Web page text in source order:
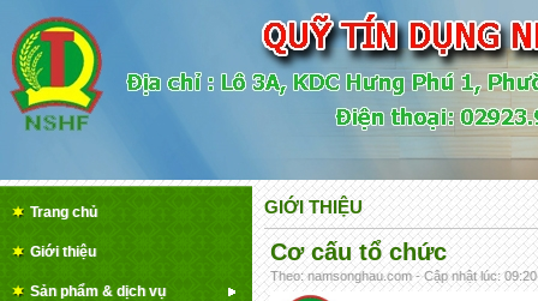
Trang chủ
Giới thiệu
Sản phẩm & dịch vụ
GIỚI THIỆU
Cơ cấu tổ chức
Theo: namsonghau.com - Cập nhật lúc: